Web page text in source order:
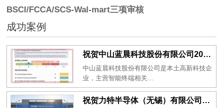
BSCI/FCCA/SCS-Wal-mart三项审核
成功案例
祝贺中山蓝晨科技股份有限公司2026年一次性成功通过BSCI验厂-B级
中山蓝晨科技股份有限公司是本土高新科技企
业，主营智能终端相关...
祝贺力特半导体（无锡）有限公司2026年一次性成功通过RBA-VAP认证审核并取得170.2分